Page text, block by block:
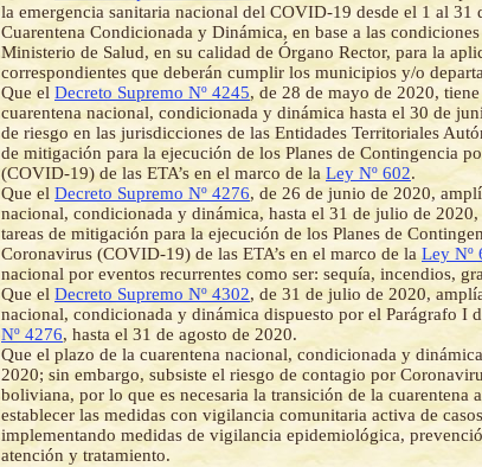
la emergencia sanitaria nacional del COVID-19 desde el 1 al 31
Cuarentena Condicionada y Dinámica, en base a las
Ministerio de Salud, en su calidad de Órgano Rector, para la
correspondientes que deberán cumplir los municipios y/o
Que el Decreto Supremo Nº 4245, de 28 de mayo de 2020,
cuarentena nacional, condicionada y dinámica hasta el 30 de
de riesgo en las jurisdicciones de las Entidades Territoriales
de mitigación para la ejecución de los Planes de Contingencia
(COVID-19) de las ETA’s en el marco de la Ley Nº 602.
Que el Decreto Supremo Nº 4276, de 26 de junio de 2020,
nacional, condicionada y dinámica, hasta el 31 de julio de
tareas de mitigación para la ejecución de los Planes de
Coronavirus (COVID-19) de las ETA’s en el marco de la Ley Nº
nacional por eventos recurrentes como ser: sequía, incendios,
Que el Decreto Supremo Nº 4302, de 31 de julio de 2020,
nacional, condicionada y dinámica dispuesto por el Parágrafo I
Nº 4276, hasta el 31 de agosto de 2020.
Que el plazo de la cuarentena nacional, condicionada y
2020; sin embargo, subsiste el riesgo de contagio por
boliviana, por lo que es necesaria la transición de la cuarentena
establecer las medidas con vigilancia comunitaria activa de
implementando medidas de vigilancia epidemiológica,
atención y tratamiento.